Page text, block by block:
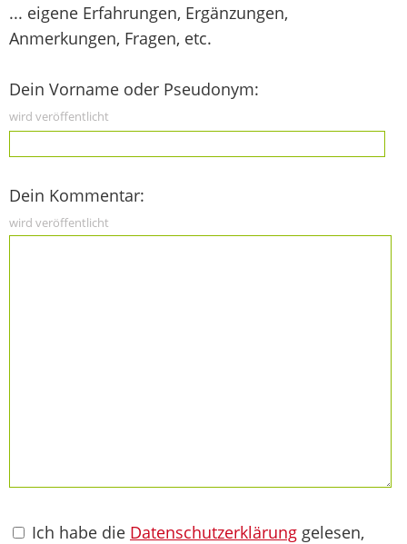
... eigene Erfahrungen, Ergänzungen,
Anmerkungen, Fragen, etc.
Dein Vorname oder Pseudonym:
wird veröffentlicht
Dein Kommentar:
wird veröffentlicht
Ich habe die Datenschutzerklärung gelesen,